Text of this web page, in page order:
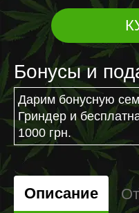
Бонусы и
Дарим бонусную
Гриндер и
1000 грн.
Описание